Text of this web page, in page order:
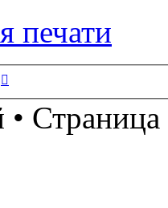
печати
Страница